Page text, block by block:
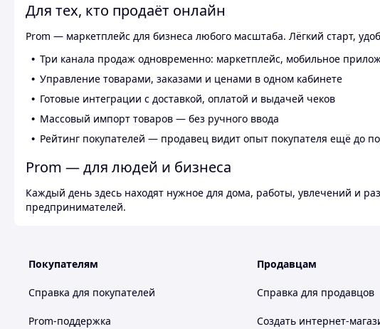
Для тех, кто продаёт онлайн
Prom — маркетплейс для бизнеса любого масштаба. Лёгкий старт,
Три канала продаж одновременно: маркетплейс, мобильное
Управление товарами, заказами и ценами в одном кабинете
Готовые интеграции с доставкой, оплатой и выдачей чеков
Массовый импорт товаров — без ручного ввода
Рейтинг покупателей — продавец видит опыт покупателя ещё до
Prom — для людей и бизнеса
Каждый день здесь находят нужное для дома, работы, увлечений и
предпринимателей.
Покупателям
Справка для покупателей
Prom-поддержка
Продавцам
Справка для продавцов
Создать интернет-